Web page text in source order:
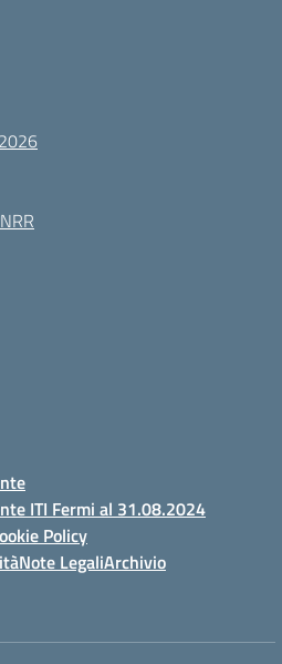
ITI Fermi al 31.08.2024
Policy
Note LegaliArchivio